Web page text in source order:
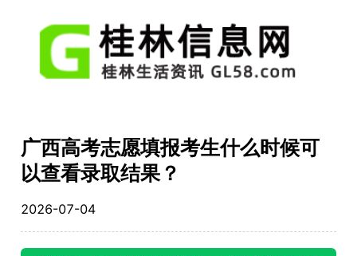
广西高考志愿填报考生什么时候可
以查看录取结果？
2026-07-04